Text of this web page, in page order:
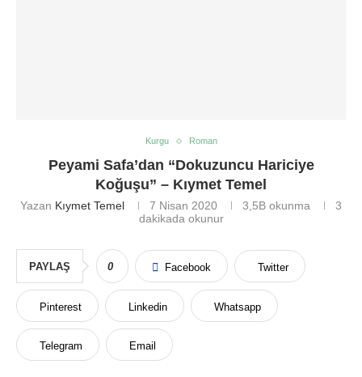
Kurgu Roman
Peyami Safa’dan “Dokuzuncu Hariciye
Koğuşu” – Kıymet Temel
Yazan Kıymet Temel 7 Nisan 2020 3,5B okunma
3
dakikada okunur
PAYLAŞ 0 Facebook Twitter
Pinterest Linkedin Whatsapp
Telegram Email